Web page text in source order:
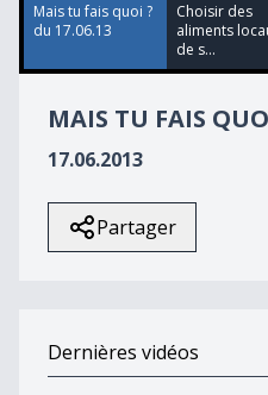
51
seconds
Mais tu fais quoi ?
du 17.06.13
Choisir des
aliments
de s...
MAIS TU FAIS
17.06.2013
Partager
Dernières vidéos